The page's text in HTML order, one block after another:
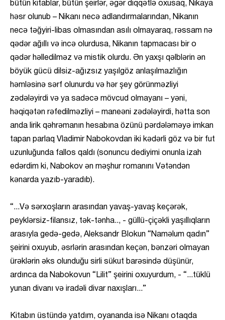
bütün kitablar, bütün şeirlər, əgər diqqətlə oxusaq, Nikaya
həsr olunub – Nikanı necə adlandırmalarından, Nikanın
necə təğyiri-libas olmasından asılı olmayaraq, rəssam nə
qədər ağıllı və incə olurdusa, Nikanın tapmacası bir o
qədər həlledilməz və mistik olurdu. Ən yaxşı qəlblərin ən
böyük gücü dilsiz-ağızsız yaşılgöz anlaşılmazlığın
həmləsinə sərf olunurdu və hər şey görünməzliyi
zədələyirdi və ya sadəcə mövcud olmayanı – yəni,
həqiqətən rəfedilməzliyi – maneəni zədələyirdi, hətta son
anda lirik qəhrəmanın hesabına özünü pərdələməyə imkan
tapan parlaq Vladimir Nabokovdan iki kədərli göz və bir fut
uzunluğunda fallos qaldı (sonuncu dediyimi onunla izah
edərdim ki, Nabokov ən məşhur romanını Vətəndən
kənarda yazıb-yaradıb).
“...Və sərxoşların arasından yavaş-yavaş keçərək,
peyklərsiz-filansız, tək-tənha.., - güllü-çiçəkli yaşıllıqların
arasıyla gedə-gedə, Aleksandr Blokun “Naməlum qadın”
şeirini oxuyub, əsrlərin arasından keçən, bənzəri olmayan
ürəklərin əks olunduğu sirli sükut barəsində düşünür,
ardınca da Nabokovun “Lilit” şeirini oxuyurdum, - “...tüklü
yunan divanı və iradəli divar naxışları...”
Kitabın üstündə yatdım, oyananda isə Nikanı otaqda